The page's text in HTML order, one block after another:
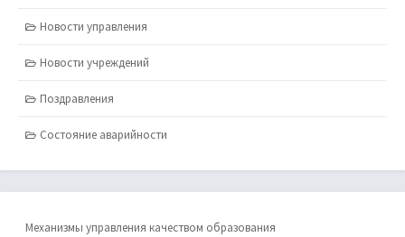
Новости управления
Новости учреждений
Поздравления
Состояние аварийности
Механизмы управления качеством образования